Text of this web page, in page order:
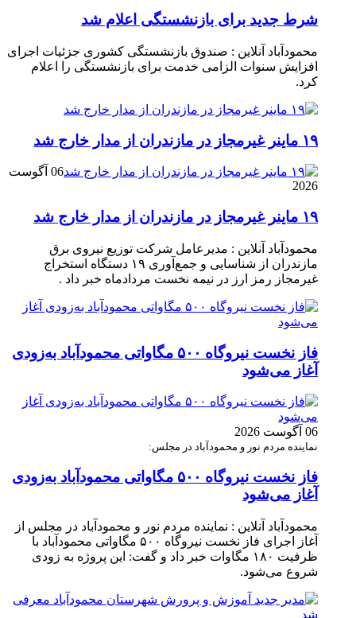
شرط جدید برای بازنشستگی اعلام شد
محمودآباد آنلاین : صندوق بازنشستگی کشوری جزئیات اجرای
افزایش سنوات الزامی خدمت برای بازنشستگی را اعلام
کرد.
۱۹ ماینر غیرمجاز در مازندران از مدار خارج شد
06 آگوست
2026
۱۹ ماینر غیرمجاز در مازندران از مدار خارج شد
محمودآباد آنلاین : مدیرعامل شرکت توزیع نیروی برق
مازندران از شناسایی و جمع‌آوری ۱۹ دستگاه استخراج
غیرمجاز رمز ارز در نیمه نخست مردادماه خبر داد .
فاز نخست نیروگاه ۵۰۰ مگاواتی محمودآباد به‌زودی
آغاز می‌شود
06 آگوست 2026
نماینده مردم نور و محمودآباد در مجلس:
فاز نخست نیروگاه ۵۰۰ مگاواتی محمودآباد به‌زودی
آغاز می‌شود
محمودآباد آنلاین : نماینده مردم نور و محمودآباد در مجلس از
آغاز اجرای فاز نخست نیروگاه ۵۰۰ مگاواتی محمودآباد با
ظرفیت ۱۸۰ مگاوات خبر داد و گفت: این پروژه به زودی
شروع می‌شود.